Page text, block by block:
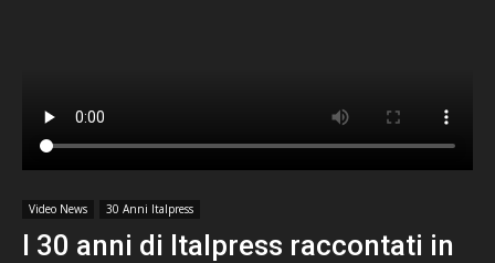
Video News 30 Anni Italpress
I 30 anni di Italpress raccontati in